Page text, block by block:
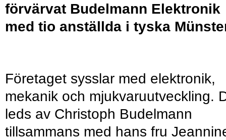
förvärvat Budelmann Elektronik
med tio anställda i tyska
Företaget sysslar med elektronik,
mekanik och mjukvaruutveckling.
leds av Christoph Budelmann
tillsammans med hans fru